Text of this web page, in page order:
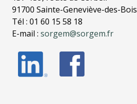
91700 Sainte-Geneviève-des-Bois
Tél : 01 60 15 58 18
E-mail : sorgem@sorgem.fr